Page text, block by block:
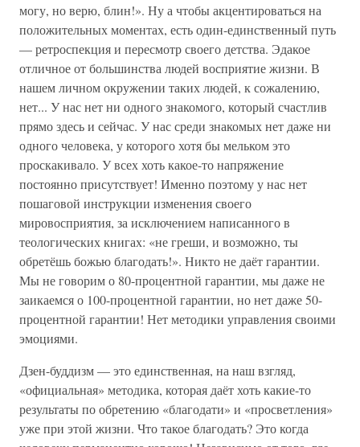
могу, но верю, блин!». Ну а чтобы акцентироваться на
положительных моментах, есть один-единственный путь
— ретроспекция и пересмотр своего детства. Эдакое
отличное от большинства людей восприятие жизни. В
нашем личном окружении таких людей, к сожалению,
нет... У нас нет ни одного знакомого, который счастлив
прямо здесь и сейчас. У нас среди знакомых нет даже ни
одного человека, у которого хотя бы мельком это
проскакивало. У всех хоть какое-то напряжение
постоянно присутствует! Именно поэтому у нас нет
пошаговой инструкции изменения своего
мировосприятия, за исключением написанного в
теологических книгах: «не греши, и возможно, ты
обретёшь божью благодать!». Никто не даёт гарантии.
Мы не говорим о 80-процентной гарантии, мы даже не
заикаемся о 100-процентной гарантии, но нет даже 50-
процентной гарантии! Нет методики управления своими
эмоциями.
Дзен-буддизм — это единственная, на наш взгляд,
«официальная» методика, которая даёт хоть какие-то
результаты по обретению «благодати» и «просветления»
уже при этой жизни. Что такое благодать? Это когда